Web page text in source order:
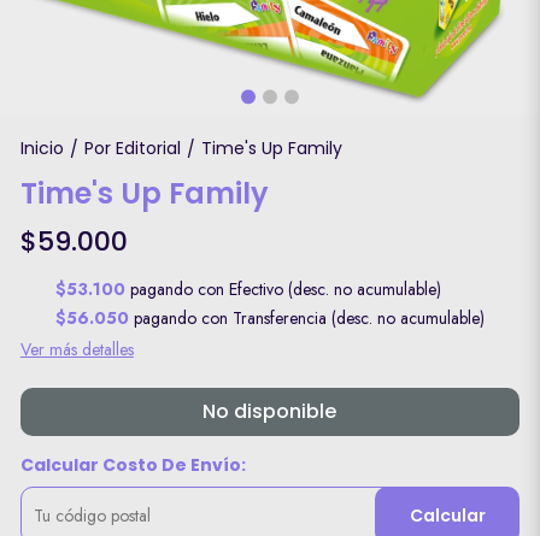
Inicio / Por Editorial / Time's Up Family
Time's Up Family
$59.000
$53.100 pagando con Efectivo (desc. no acumulable)
$56.050 pagando con Transferencia (desc. no acumulable)
Ver más detalles
No disponible
Calcular Costo De Envío:
Calcular